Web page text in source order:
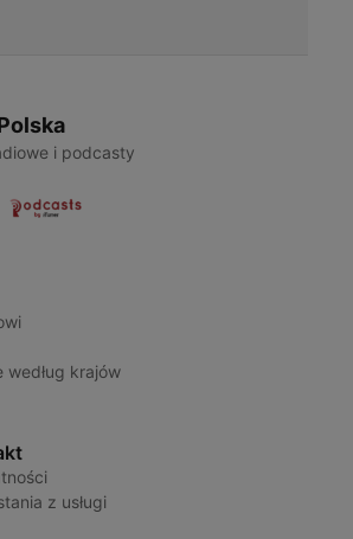
i podcasty
według krajów
z usługi